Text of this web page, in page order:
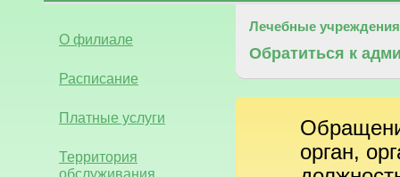
О филиале
Расписание
Платные услуги
Территория
обслуживания
Лечебные учреждения
Обратиться к
орган,